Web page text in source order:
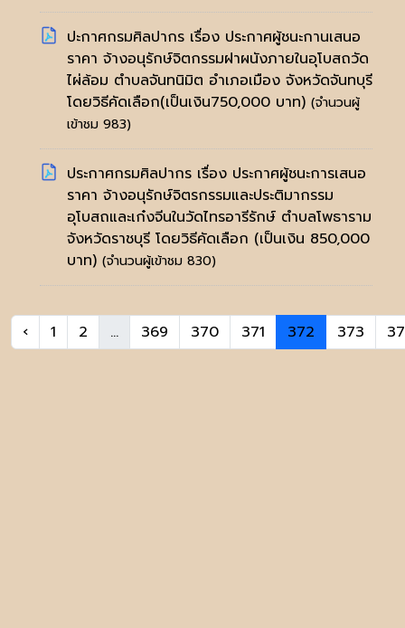
ปะกาศกรมศิลปากร เรื่อง ประกาศผู้ชนะกานเสนอ
ราคา จ้างอนุรักษ์จิตกรรมฝาผนังภายในอุโบสถวัด
ไผ่ล้อม ตำบลจันทนิมิต อำเภอเมือง จังหวัดจันทบุรี
โดยวิธีคัดเลือก(เป็นเงิน750,000 บาท) (จำนวนผู้
เข้าชม 983)
ประกาศกรมศิลปากร เรื่อง ประกาศผู้ชนะการเสนอ
ราคา จ้างอนุรักษ์จิตรกรรมและประติมากรรม
อุโบสถและเก๋งจีนในวัดไทรอารีรักษ์ ตำบลโพธาราม
จังหวัดราชบุรี โดยวิธีคัดเลือก (เป็นเงิน 850,000
บาท) (จำนวนผู้เข้าชม 830)
‹ 1 2 ... 369 370 371 372 373